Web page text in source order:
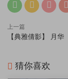
上一篇
【典雅倩影】 月华
猜你喜欢